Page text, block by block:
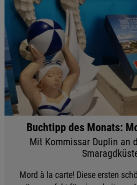
Buchtipp des Monats:
Mit Kommissar Duplin an
Mord à la carte! Diese ersten